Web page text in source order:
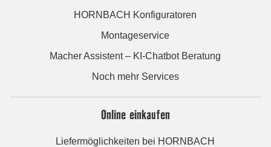
HORNBACH Konfiguratoren
Montageservice
Macher Assistent – KI-Chatbot Beratung
Noch mehr Services
Online einkaufen
Liefermöglichkeiten bei HORNBACH